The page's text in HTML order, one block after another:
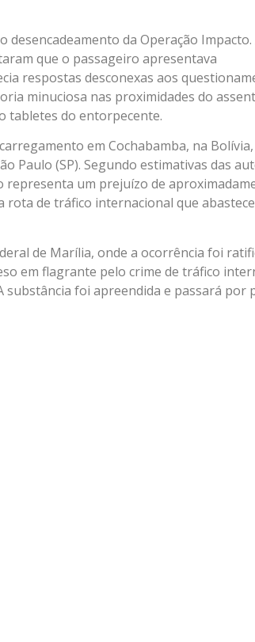
da Operação Impacto.
que o passageiro apresentava
respostas desconexas aos
minuciosa nas proximidades do
tabletes do entorpecente.
em Cochabamba, na
Paulo (SP). Segundo estimativas das
um prejuízo de
de tráfico internacional que
de Marília, onde a ocorrência foi
em flagrante pelo crime de tráfico
substância foi apreendida e passará por